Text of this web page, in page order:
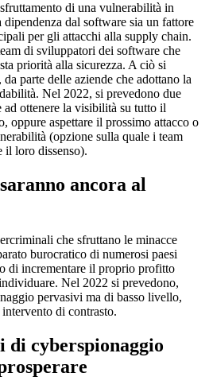
di una vulnerabilità in
dal software sia un fattore
per gli attacchi alla supply chain.
di sviluppatori dei software che
priorità alla sicurezza. A ciò si
parte delle aziende che adottano la
Nel 2022, si prevedono due
ottenere la visibilità su tutto il
oppure aspettare il prossimo attacco o
(opzione sulla quale i team
il loro dissenso).
ancora al
che sfruttano le minacce
burocratico di numerosi paesi
di incrementare il proprio profitto
Nel 2022 si prevedono,
pervasivi ma di basso livello,
di contrasto.
di cyberspionaggio